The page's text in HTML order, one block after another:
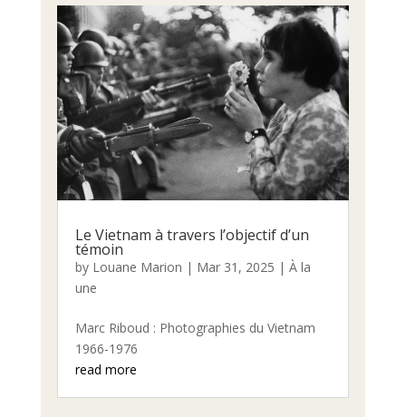
Le Vietnam à travers l’objectif d’un
témoin
by Louane Marion | Mar 31, 2025 | À la
une
Marc Riboud : Photographies du Vietnam
1966-1976
read more